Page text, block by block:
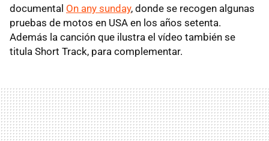
documental On any sunday, donde se recogen algunas
pruebas de motos en USA en los años setenta.
Además la canción que ilustra el vídeo también se
titula Short Track, para complementar.